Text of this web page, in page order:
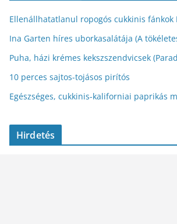
Ellenállhatatlanul ropogós cukkinis fánkok
Ina Garten híres uborkasalátája (A
Puha, házi krémes kekszszendvicsek
10 perces sajtos-tojásos pirítós
Egészséges, cukkinis-kaliforniai paprikás
Hirdetés